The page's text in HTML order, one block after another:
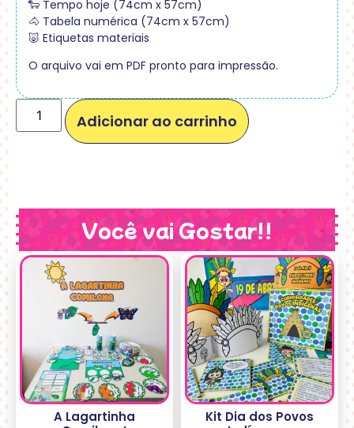
🐑 Tempo hoje (74cm x 57cm)
🐴 Tabela numérica (74cm x 57cm)
🐷 Etiquetas materiais
O arquivo vai em PDF pronto para impressão.
Adicionar ao carrinho
Você vai Gostar!!
A Lagartinha
Kit Dia dos Povos